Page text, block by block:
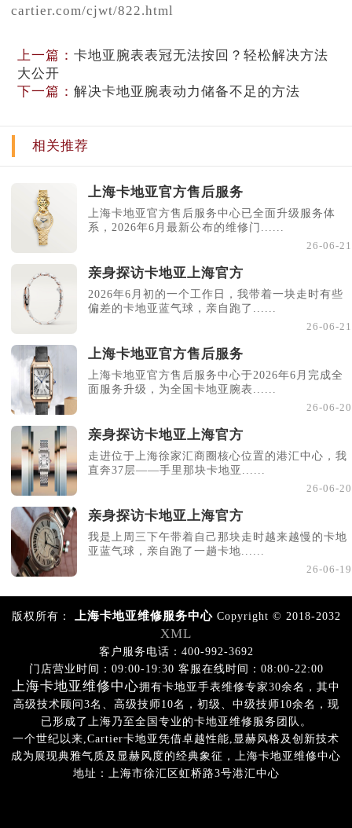
cartier.com/cjwt/822.html
上一篇：卡地亚腕表表冠无法按回？轻松解决方法
大公开
下一篇：解决卡地亚腕表动力储备不足的方法
相关推荐
上海卡地亚官方售后服务
上海卡地亚官方售后服务中心已全面升级服务体
系，2026年6月最新公布的维修门......
26-06-21
亲身探访卡地亚上海官方
2026年6月初的一个工作日，我带着一块走时有些
偏差的卡地亚蓝气球，亲自跑了......
26-06-21
上海卡地亚官方售后服务
上海卡地亚官方售后服务中心于2026年6月完成全
面服务升级，为全国卡地亚腕表......
26-06-20
亲身探访卡地亚上海官方
走进位于上海徐家汇商圈核心位置的港汇中心，我
直奔37层——手里那块卡地亚......
26-06-20
亲身探访卡地亚上海官方
我是上周三下午带着自己那块走时越来越慢的卡地
亚蓝气球，亲自跑了一趟卡地......
26-06-19
版权所有： 上海卡地亚维修服务中心Copyright © 2018-2032
XML
客户服务电话：400-992-3692
门店营业时间：09:00-19:30 客服在线时间：08:00-22:00
上海卡地亚维修中心拥有卡地亚手表维修专家30余名，其中
高级技术顾问3名、高级技师10名，初级、中级技师10余名，现
已形成了上海乃至全国专业的卡地亚维修服务团队。
一个世纪以来,Cartier卡地亚凭借卓越性能,显赫风格及创新技术
成为展现典雅气质及显赫风度的经典象征，上海卡地亚维修中心
地址：上海市徐汇区虹桥路3号港汇中心